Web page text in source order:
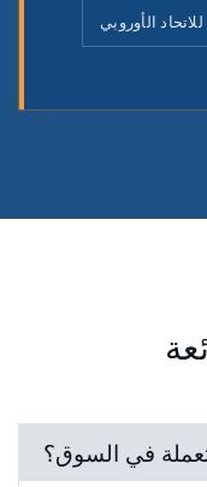
الأوروبي
في السوق؟